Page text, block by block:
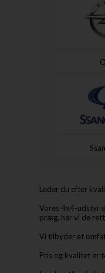
Leder du efter
Vores 4x4-udstyr
præg, har vi de
Vi tilbyder et
Pris og kvalitet er